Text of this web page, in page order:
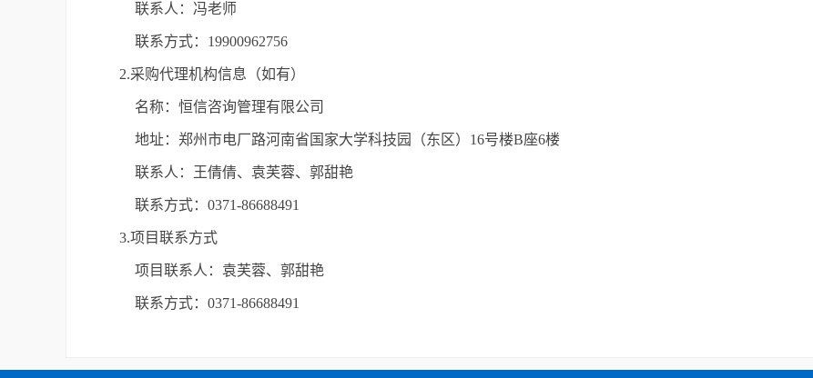
联系人：冯老师
联系方式：19900962756
2.采购代理机构信息（如有）
名称：恒信咨询管理有限公司
地址：郑州市电厂路河南省国家大学科技园（东区）16号楼B座6楼
联系人：王倩倩、袁芙蓉、郭甜艳
联系方式：0371-86688491
3.项目联系方式
项目联系人：袁芙蓉、郭甜艳
联系方式：0371-86688491